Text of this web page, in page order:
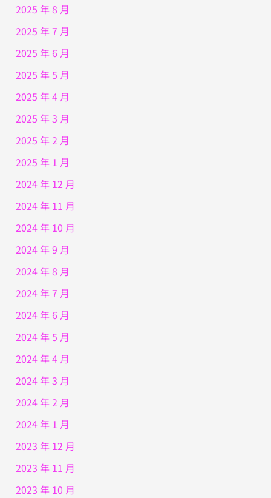
2025 年 8 月
2025 年 7 月
2025 年 6 月
2025 年 5 月
2025 年 4 月
2025 年 3 月
2025 年 2 月
2025 年 1 月
2024 年 12 月
2024 年 11 月
2024 年 10 月
2024 年 9 月
2024 年 8 月
2024 年 7 月
2024 年 6 月
2024 年 5 月
2024 年 4 月
2024 年 3 月
2024 年 2 月
2024 年 1 月
2023 年 12 月
2023 年 11 月
2023 年 10 月